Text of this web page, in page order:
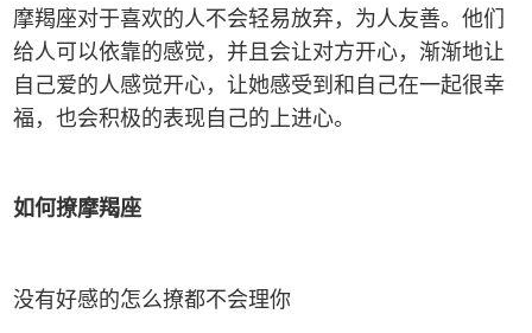
摩羯座对于喜欢的人不会轻易放弃，为人友善。他们
给人可以依靠的感觉，并且会让对方开心，渐渐地让
自己爱的人感觉开心，让她感受到和自己在一起很幸
福，也会积极的表现自己的上进心。
如何撩摩羯座
没有好感的怎么撩都不会理你